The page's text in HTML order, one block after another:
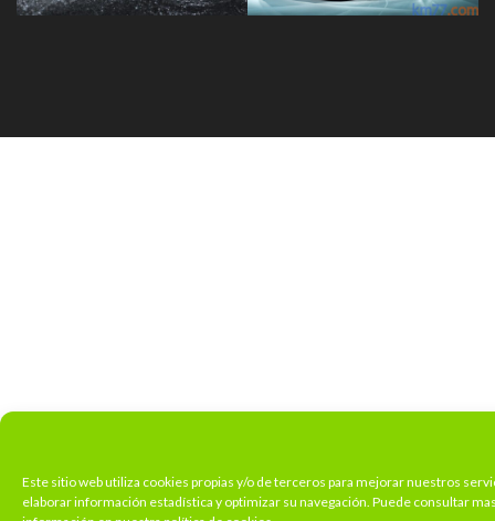
Este sitio web utiliza cookies propias y/o de terceros para mejorar nuestros
elaborar información estadística y optimizar su navegación. Puede consultar